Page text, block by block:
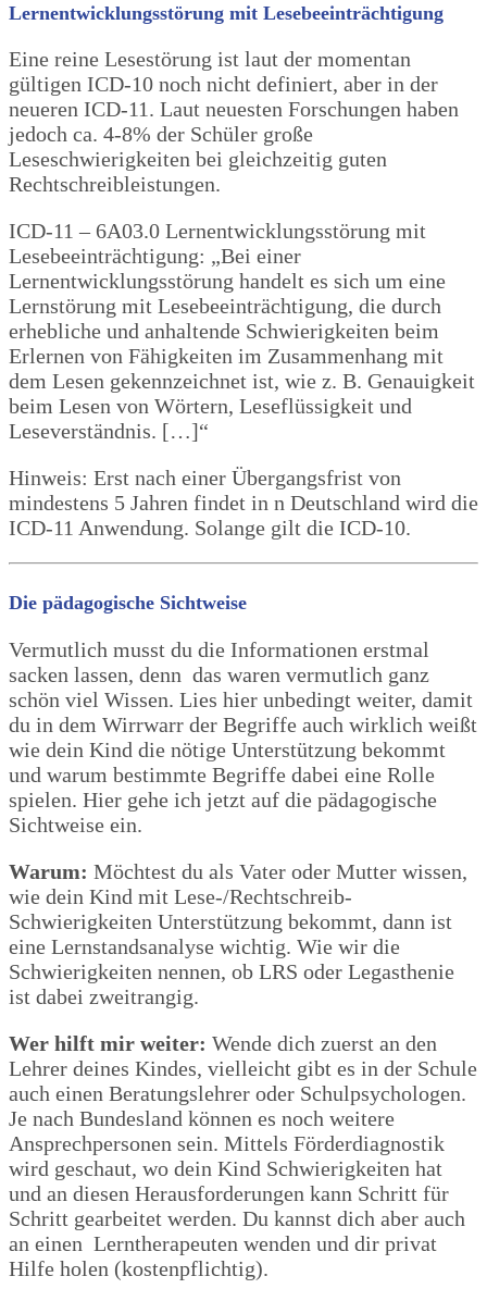
Lernentwicklungsstörung mit Lesebeeinträchtigung
Eine reine Lesestörung ist laut der momentan
gültigen ICD-10 noch nicht definiert, aber in der
neueren ICD-11. Laut neuesten Forschungen haben
jedoch ca. 4-8% der Schüler große
Leseschwierigkeiten bei gleichzeitig guten
Rechtschreibleistungen.
ICD-11 – 6A03.0 Lernentwicklungsstörung mit
Lesebeeinträchtigung: „Bei einer
Lernentwicklungsstörung handelt es sich um eine
Lernstörung mit Lesebeeinträchtigung, die durch
erhebliche und anhaltende Schwierigkeiten beim
Erlernen von Fähigkeiten im Zusammenhang mit
dem Lesen gekennzeichnet ist, wie z. B. Genauigkeit
beim Lesen von Wörtern, Leseflüssigkeit und
Leseverständnis. […]“
Hinweis: Erst nach einer Übergangsfrist von
mindestens 5 Jahren findet in n Deutschland wird die
ICD-11 Anwendung. Solange gilt die ICD-10.
Die pädagogische Sichtweise
Vermutlich musst du die Informationen erstmal
sacken lassen, denn das waren vermutlich ganz
schön viel Wissen. Lies hier unbedingt weiter, damit
du in dem Wirrwarr der Begriffe auch wirklich weißt
wie dein Kind die nötige Unterstützung bekommt
und warum bestimmte Begriffe dabei eine Rolle
spielen. Hier gehe ich jetzt auf die pädagogische
Sichtweise ein.
Warum: Möchtest du als Vater oder Mutter wissen,
wie dein Kind mit Lese-/Rechtschreib-
Schwierigkeiten Unterstützung bekommt, dann ist
eine Lernstandsanalyse wichtig. Wie wir die
Schwierigkeiten nennen, ob LRS oder Legasthenie
ist dabei zweitrangig.
Wer hilft mir weiter: Wende dich zuerst an den
Lehrer deines Kindes, vielleicht gibt es in der Schule
auch einen Beratungslehrer oder Schulpsychologen.
Je nach Bundesland können es noch weitere
Ansprechpersonen sein. Mittels Förderdiagnostik
wird geschaut, wo dein Kind Schwierigkeiten hat
und an diesen Herausforderungen kann Schritt für
Schritt gearbeitet werden. Du kannst dich aber auch
an einen Lerntherapeuten wenden und dir privat
Hilfe holen (kostenpflichtig).